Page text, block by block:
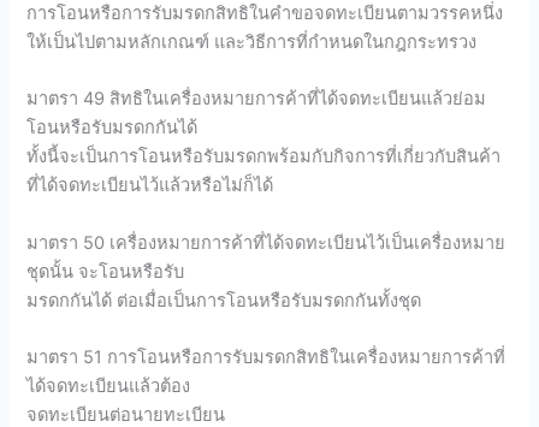
การโอนหรือการรับมรดกสิทธิในคำขอจดทะเบียนตามวรรคหนึ่ง
ให้เป็นไปตามหลักเกณฑ์ และวิธีการที่กำหนดในกฎกระทรวง
มาตรา 49 สิทธิในเครื่องหมายการค้าที่ได้จดทะเบียนแล้วย่อม
โอนหรือรับมรดกกันได้
ทั้งนี้จะเป็นการโอนหรือรับมรดกพร้อมกับกิจการที่เกี่ยวกับสินค้า
ที่ได้จดทะเบียนไว้แล้วหรือไม่ก็ได้
มาตรา 50 เครื่องหมายการค้าที่ได้จดทะเบียนไว้เป็นเครื่องหมาย
ชุดนั้น จะโอนหรือรับ
มรดกกันได้ ต่อเมื่อเป็นการโอนหรือรับมรดกกันทั้งชุด
มาตรา 51 การโอนหรือการรับมรดกสิทธิในเครื่องหมายการค้าที่
ได้จดทะเบียนแล้วต้อง
จดทะเบียนต่อนายทะเบียน